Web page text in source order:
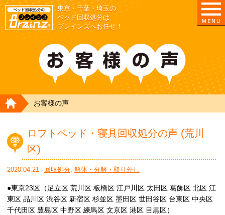
東京・千葉・埼玉の
ベッド回収処分は
ブレインズへお任せ！
HOME
お客様の声
ロフトベッド・寝具回収処分の声 (荒川
区)
2020.04.21 回収処分, 解体・分解・取り外し
●東京23区（足立区 荒川区 板橋区 江戸川区 太田区 葛飾区 北区 江
東区 品川区 渋谷区 新宿区 杉並区 墨田区 世田谷区 台東区 中央区
千代田区 豊島区 中野区 練馬区 文京区 港区 目黒区）